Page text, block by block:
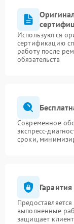
Используются
сертификацию
работу после
обязательств
Современное
экспресс-
сроки,
выполненные
защищает